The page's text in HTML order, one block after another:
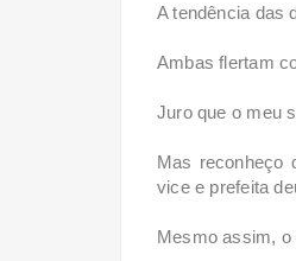
A tendência das
Ambas flertam
Juro que o meu
Mas reconheço
vice e prefeita
Mesmo assim, o